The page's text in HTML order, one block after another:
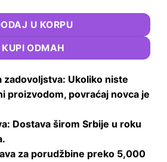
3 -60x40x39h количина
U KORPU
KUPI ODMAH
zadovoljstva: Ukoliko niste
proizvodom, povraćaj novca je
Dostava širom Srbije u roku
za porudžbine preko 5,000